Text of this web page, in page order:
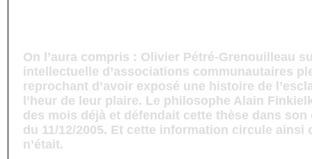
On l’aura compris : Olivier Pétré-Grenouilleau
intellectuelle d’associations communautaires
reprochant d’avoir exposé une histoire de
l’heur de leur plaire. Le philosophe Alain
des mois déjà et défendait cette thèse dans
du 11/12/2005. Et cette information circule ainsi
n’était.